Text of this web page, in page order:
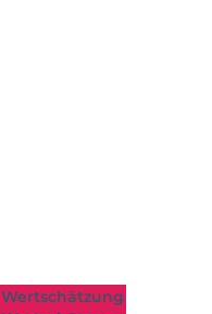
Wertschätzung